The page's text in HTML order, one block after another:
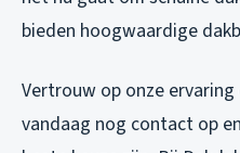
bieden hoogwaardige
Vertrouw op onze
vandaag nog contact op